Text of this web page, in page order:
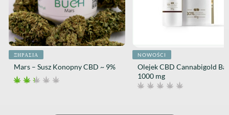
ΞΗΡΑΣΊΑ
Mars – Susz Konopny CBD ~ 9%
NOWOŚCI
Olejek CBD Cannabigold
1000 mg